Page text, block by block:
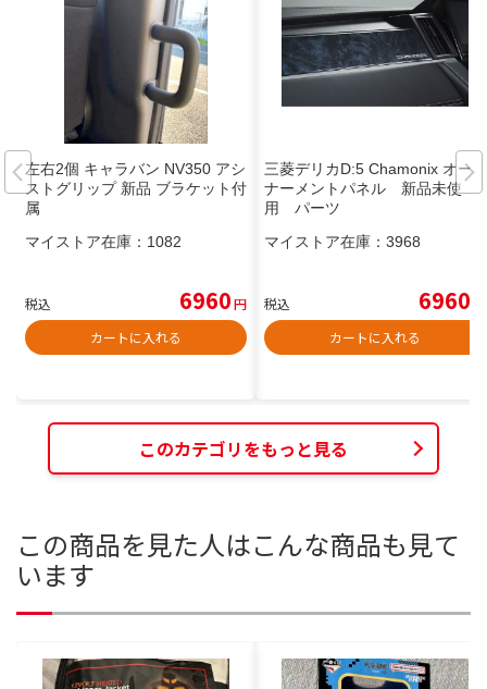
左右2個 キャラバン NV350 アシ
ストグリップ 新品 ブラケット付
属
マイストア在庫： 1082
税込 6960円
カートに入れる
三菱デリカD:5 Chamonix オー
ナーメントパネル 新品未使
用 パーツ
マイストア在庫： 3968
税込 6960
カートに入れる
このカテゴリをもっと見る
この商品を見た人はこんな商品も見て
います